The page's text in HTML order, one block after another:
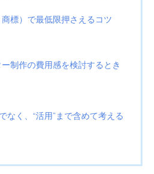
標）で最低限押さえるコツ
制作の費用感を検討するとき
なく、“活用”まで含めて考える